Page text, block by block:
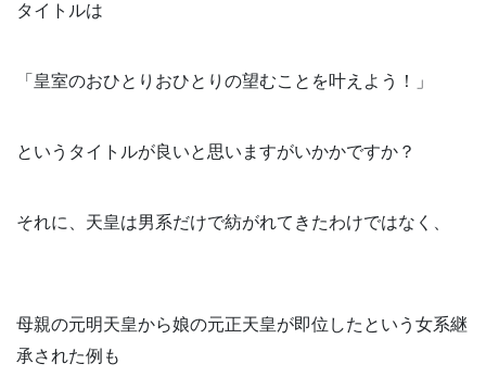
タイトルは
「皇室のおひとりおひとりの望むことを叶えよう！」
というタイトルが良いと思いますがいかかですか？
それに、天皇は男系だけで紡がれてきたわけではなく、
母親の元明天皇から娘の元正天皇が即位したという女系継
承された例も